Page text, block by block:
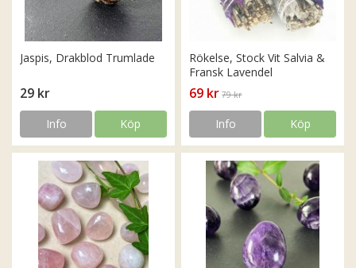
Jaspis, Drakblod Trumlade
29 kr
Info Köp
Rökelse, Stock Vit Salvia &
Fransk Lavendel
69 kr 79 kr
Info Köp